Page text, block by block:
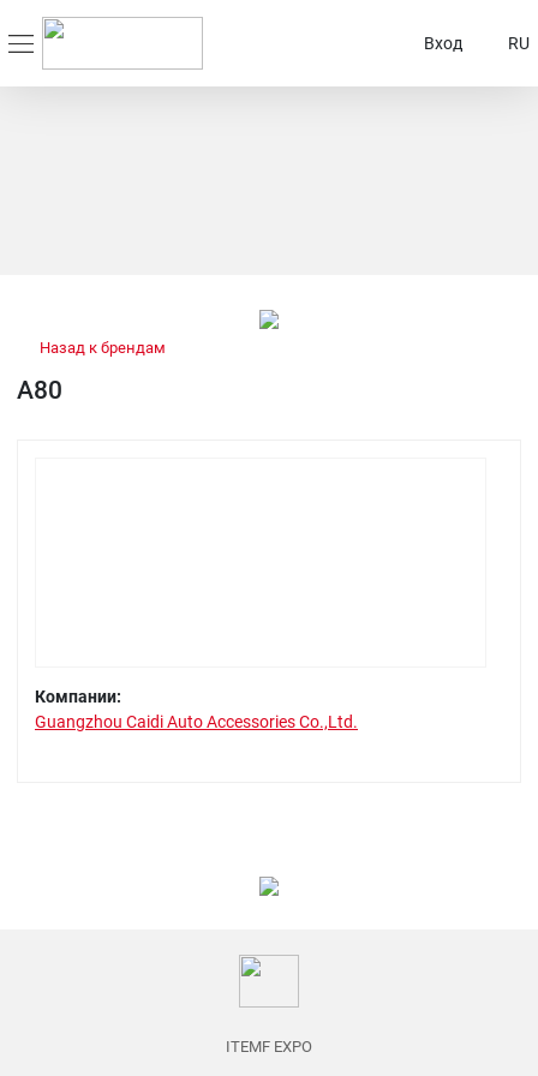
Вход RU
Назад к брендам
A80
Компании:
Guangzhou Caidi Auto Accessories Co.,Ltd.
ITEMF EXPO